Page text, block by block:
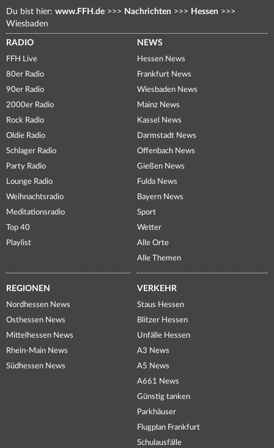
Du bist hier: www.FFH.de >>> Nachrichten >>> Hessen >>>
Wiesbaden
RADIO
FFH Live
80er Radio
90er Radio
2000er Radio
Rock Radio
Oldie Radio
Schlager Radio
Party Radio
Lounge Radio
Weihnachtsradio
Meditationsradio
Top 40
Playlist
NEWS
Hessen News
Frankfurt News
Wiesbaden News
Mainz News
Kassel News
Darmstadt News
Offenbach News
Gießen News
Fulda News
Bayern News
Sport
Wetter
Alle Orte
Alle Themen
REGIONEN
Nordhessen News
Osthessen News
Mittelhessen News
Rhein-Main News
Südhessen News
VERKEHR
Staus Hessen
Blitzer Hessen
Unfälle Hessen
A3 News
A5 News
A661 News
Günstig tanken
Parkhäuser
Flugplan Frankfurt
Schulausfälle